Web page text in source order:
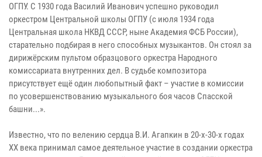
ОГПУ. С 1930 года Василий Иванович успешно руководил
оркестром Центральной школы ОГПУ (с июля 1934 года
Центральная школа НКВД СССР, ныне Академия ФСБ России),
старательно подбирая в него способных музыкантов. Он стоял за
дирижёрским пультом образцового оркестра Народного
комиссариата внутренних дел. В судьбе композитора
присутствует ещё один любопытный факт – участие в комиссии
по усовершенствованию музыкального боя часов Спасской
башни...».
Известно, что по велению сердца В.И. Агапкин в 20-х-30-х годах
ХХ века принимал самое деятельное участие в создании оркестра